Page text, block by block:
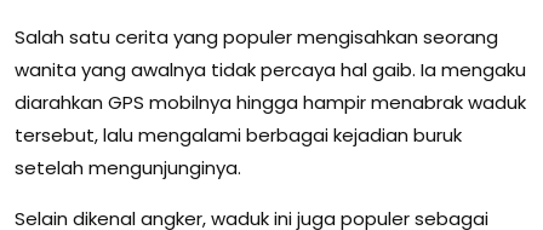
Salah satu cerita yang populer mengisahkan seorang
wanita yang awalnya tidak percaya hal gaib. Ia mengaku
diarahkan GPS mobilnya hingga hampir menabrak waduk
tersebut, lalu mengalami berbagai kejadian buruk
setelah mengunjunginya.
Selain dikenal angker, waduk ini juga populer sebagai